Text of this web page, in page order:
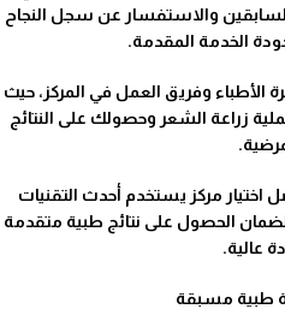
السابقين والاستفسار عن سجل النجاح
الخدمة المقدمة.
الأطباء وفريق العمل في المركز، حيث
زراعة الشعر وحصولك على النتائج
اختيار مركز يستخدم أحدث التقنيات
الحصول على نتائج طبية متقدمة
عالية.